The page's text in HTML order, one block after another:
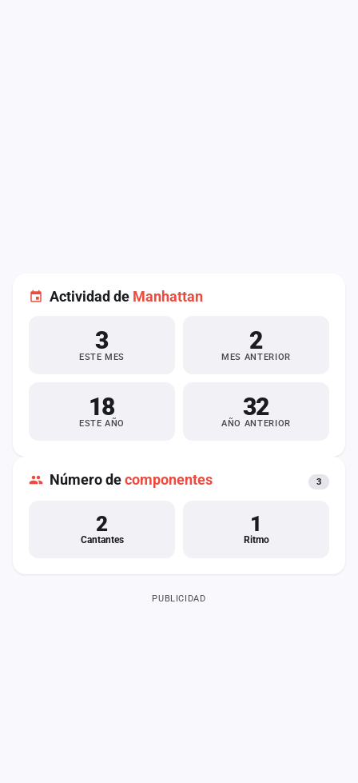
Actividad de Manhattan
3
ESTE MES
2
MES ANTERIOR
18
ESTE AÑO
32
AÑO ANTERIOR
Número decomponentes 3
2
Cantantes
1
Ritmo
PUBLICIDAD